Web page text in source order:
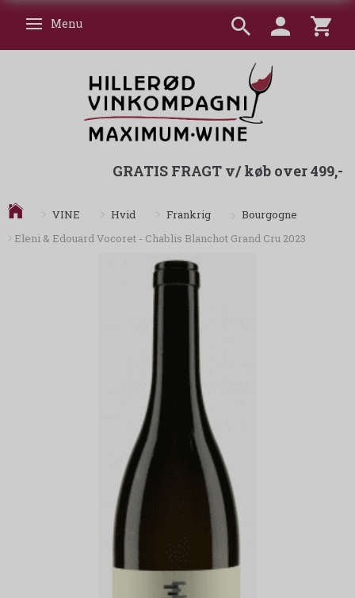
Skifte navigation
Menu
GRATIS FRAGT v/ køb over 499,-
VINE Hvid Frankrig
Bourgogne
Eleni & Edouard Vocoret - Chablis Blanchot Grand Cru 2023